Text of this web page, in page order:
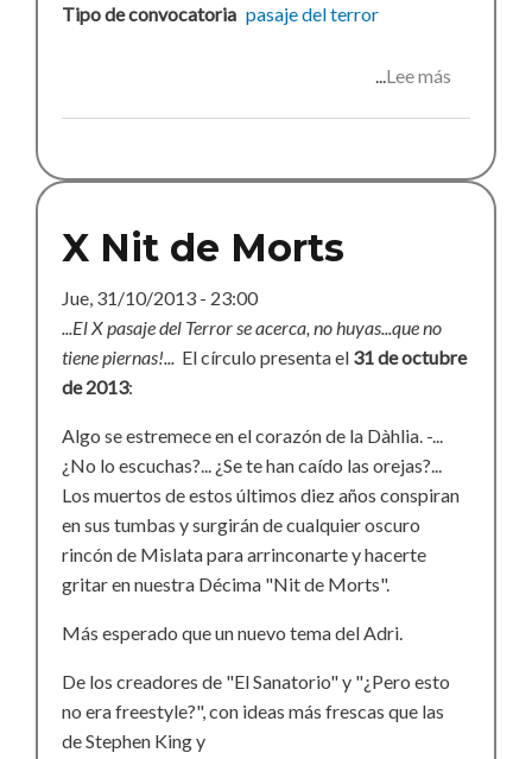
Tipo de convocatoria pasaje del terror
Lee más
terror
X Nit de Morts
Jue, 31/10/2013 - 23:00
...El X pasaje del Terror se acerca, no huyas...que no
tiene piernas!... El círculo presenta el 31 de octubre
de 2013:
Algo se estremece en el corazón de la Dàhlia. -...
¿No lo escuchas?... ¿Se te han caído las orejas?...
Los muertos de estos últimos diez años conspiran
en sus tumbas y surgirán de cualquier oscuro
rincón de Mislata para arrinconarte y hacerte
gritar en nuestra Décima "Nit de Morts".
Más esperado que un nuevo tema del Adri.
De los creadores de "El Sanatorio" y "¿Pero esto
no era freestyle?", con ideas más frescas que las
de Stephen King y